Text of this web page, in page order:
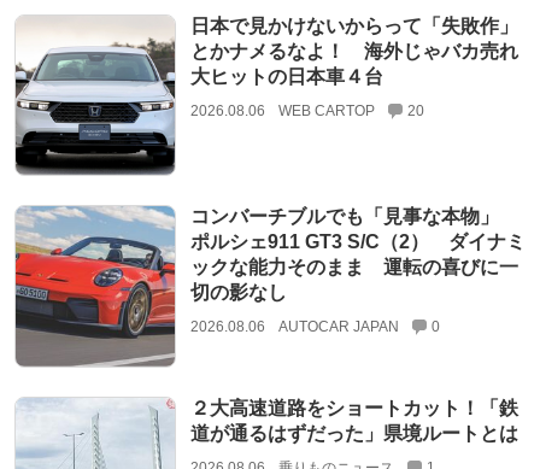
日本で見かけないからって「失敗作」
とかナメるなよ！ 海外じゃバカ売れ
大ヒットの日本車４台
2026.08.06 WEB CARTOP 20
コンバーチブルでも「見事な本物」
ポルシェ911 GT3 S/C（2） ダイナミ
ックな能力そのまま 運転の喜びに一
切の影なし
2026.08.06 AUTOCAR JAPAN 0
２大高速道路をショートカット！「鉄
道が通るはずだった」県境ルートとは